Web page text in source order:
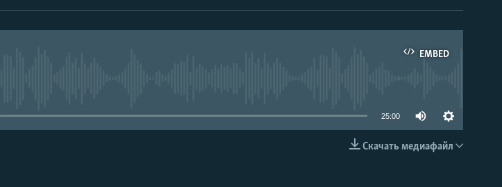
EMBED
EMBED
25:00
Скачать медиафайл